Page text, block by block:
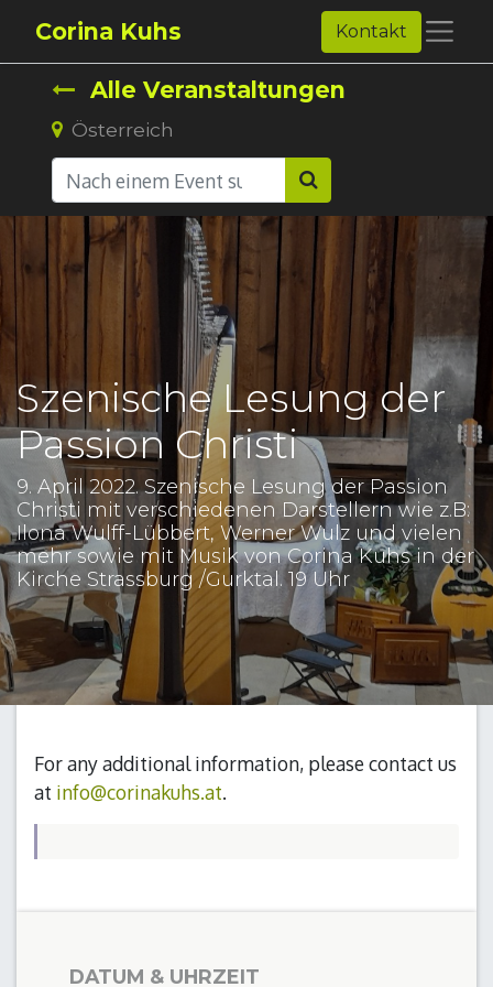
Corina Kuhs Kontakt
Alle Veranstaltungen
Österreich
Szenische Lesung der
Passion Christi
9. April 2022. Szenische Lesung der Passion
Christi mit verschiedenen Darstellern wie z.B:
Ilona Wulff-Lübbert, Werner Wulz und vielen
mehr sowie mit Musik von Corina Kuhs in der
Kirche Strassburg /Gurktal. 19 Uhr
For any additional information, please contact us
at info@corinakuhs.at.
DATUM & UHRZEIT